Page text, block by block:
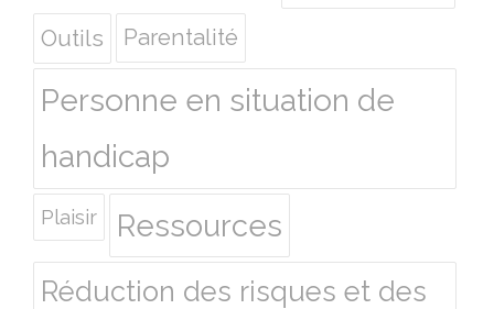
Outils Parentalité
Personne en situation de
handicap
Plaisir Ressources
Réduction des risques et des